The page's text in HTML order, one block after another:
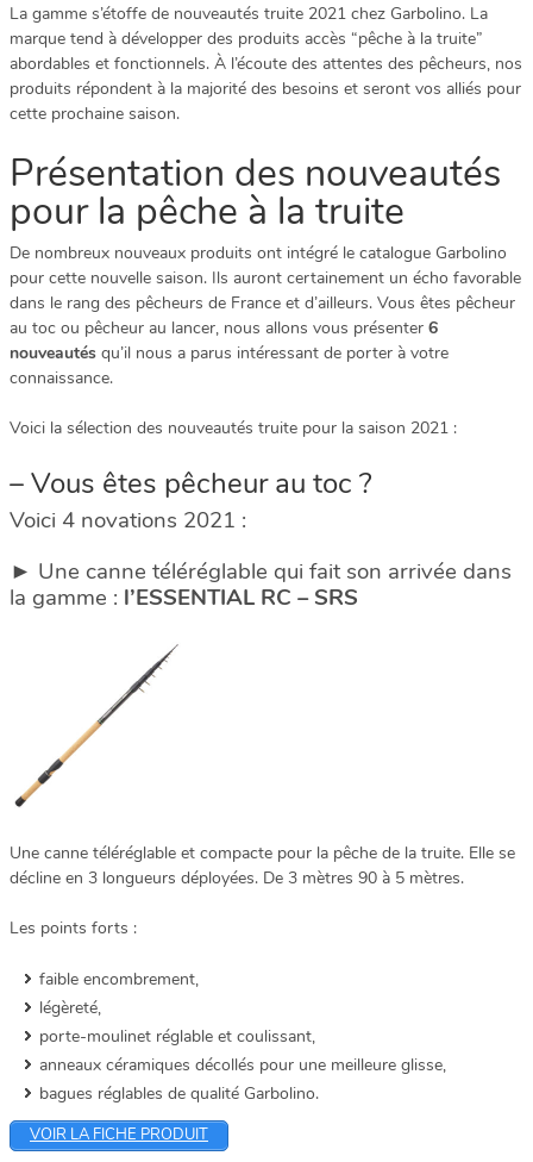
La gamme s’étoffe de nouveautés truite 2021 chez Garbolino. La
marque tend à développer des produits accès “pêche à la truite”
abordables et fonctionnels. À l’écoute des attentes des pêcheurs, nos
produits répondent à la majorité des besoins et seront vos alliés pour
cette prochaine saison.
Présentation des nouveautés
pour la pêche à la truite
De nombreux nouveaux produits ont intégré le catalogue Garbolino
pour cette nouvelle saison. Ils auront certainement un écho favorable
dans le rang des pêcheurs de France et d’ailleurs. Vous êtes pêcheur
au toc ou pêcheur au lancer, nous allons vous présenter 6
nouveautés qu’il nous a parus intéressant de porter à votre
connaissance.
Voici la sélection des nouveautés truite pour la saison 2021 :
– Vous êtes pêcheur au toc ?
Voici 4 novations 2021 :
► Une canne téléréglable qui fait son arrivée dans
la gamme : l’ESSENTIAL RC – SRS
Une canne téléréglable et compacte pour la pêche de la truite. Elle se
décline en 3 longueurs déployées. De 3 mètres 90 à 5 mètres.
Les points forts :
faible encombrement,
légèreté,
porte-moulinet réglable et coulissant,
anneaux céramiques décollés pour une meilleure glisse,
bagues réglables de qualité Garbolino.
VOIR LA FICHE PRODUIT